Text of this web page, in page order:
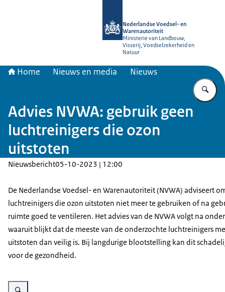
Nederlandse Voedsel- en
Warenautoriteit
Ministerie van Landbouw,
Visserij, Voedselzekerheid en
Natuur
Home Nieuws en media Nieuws
Advies NVWA: gebruik geen
luchtreinigers die ozon
uitstoten
Nieuwsbericht05-10-2023 | 12:00
De Nederlandse Voedsel- en Warenautoriteit (NVWA) adviseert
luchtreinigers die ozon uitstoten niet meer te gebruiken of na
ruimte goed te ventileren. Het advies van de NVWA volgt na
waaruit blijkt dat de meeste van de onderzochte luchtreinigers
uitstoten dan veilig is. Bij langdurige blootstelling kan dit
voor de gezondheid.
Vergroot afbeelding Luchtreiniger